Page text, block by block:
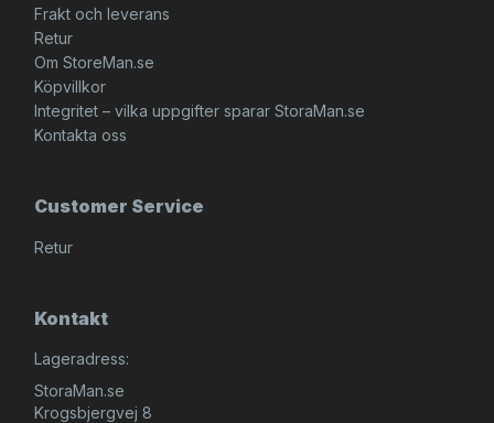
Frakt och leverans
Retur
Om StoreMan.se
Köpvillkor
Integritet – vilka uppgifter sparar StoraMan.se
Kontakta oss
Customer Service
Retur
Kontakt
Lageradress:
StoraMan.se
Krogsbjergvej 8